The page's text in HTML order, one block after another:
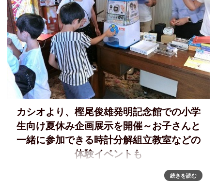
カシオより、樫尾俊雄発明記念館での小学
生向け夏休み企画展示を開催～お子さんと
一緒に参加できる時計分解組立教室などの
体験イベントも
樫尾俊雄発明記念館で 小学生向け夏休み企画展示を開催～謎
を解きながら館内を回ってガチャガチャに挑戦できる「謎解
続きを読む